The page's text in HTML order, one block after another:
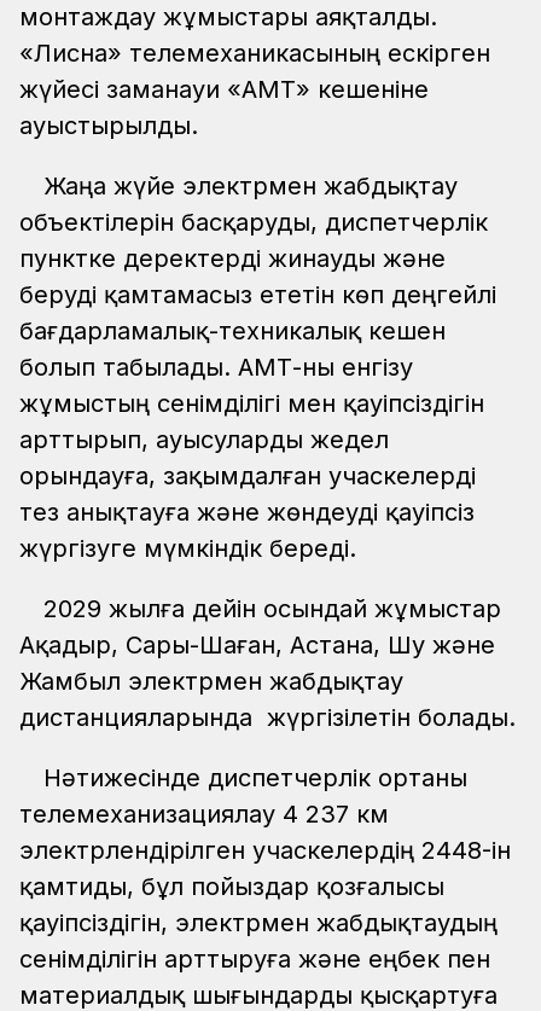
монтаждау жұмыстары аяқталды.
«Лисна» телемеханикасының ескірген
жүйесі заманауи «АМТ» кешеніне
ауыстырылды.
Жаңа жүйе электрмен жабдықтау
объектілерін басқаруды, диспетчерлік
пунктке деректерді жинауды және
беруді қамтамасыз ететін көп деңгейлі
бағдарламалық-техникалық кешен
болып табылады. АМТ-ны енгізу
жұмыстың сенімділігі мен қауіпсіздігін
арттырып, ауысуларды жедел
орындауға, зақымдалған учаскелерді
тез анықтауға және жөндеуді қауіпсіз
жүргізуге мүмкіндік береді.
2029 жылға дейін осындай жұмыстар
Ақадыр, Сары-Шаған, Астана, Шу және
Жамбыл электрмен жабдықтау
дистанцияларында жүргізілетін болады.
Нәтижесінде диспетчерлік ортаны
телемеханизациялау 4 237 км
электрлендірілген учаскелердің 2448-ін
қамтиды, бұл пойыздар қозғалысы
қауіпсіздігін, электрмен жабдықтаудың
сенімділігін арттыруға және еңбек пен
материалдық шығындарды қысқартуға